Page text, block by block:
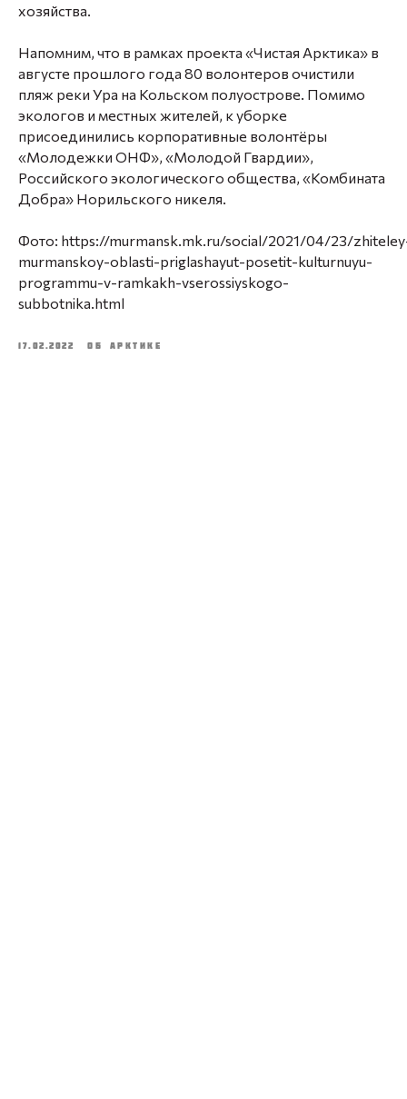
хозяйства.
Напомним, что в рамках проекта «Чистая Арктика» в
августе прошлого года 80 волонтеров очистили
пляж реки Ура на Кольском полуострове. Помимо
экологов и местных жителей, к уборке
присоединились корпоративные волонтёры
«Молодежки ОНФ», «Молодой Гвардии»,
Российского экологического общества, «Комбината
Добра» Норильского никеля.
Фото: https://murmansk.mk.ru/social/2021/04/23/
murmanskoy-oblasti-priglashayut-posetit-kulturnuyu-
programmu-v-ramkakh-vserossiyskogo-
subbotnika.html
17.02.2022 ОБ АРКТИКЕ